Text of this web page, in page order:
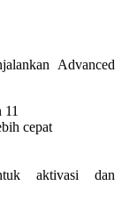
Advanced
cepat
aktivasi dan